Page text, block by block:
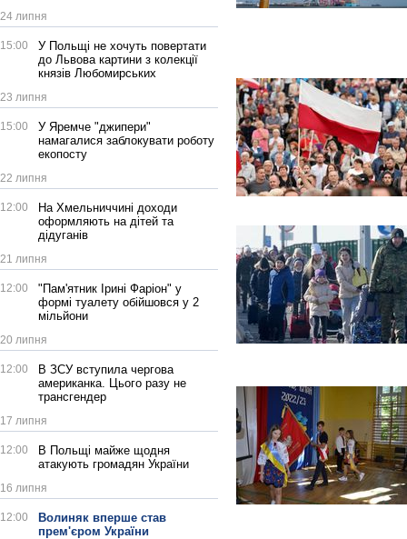
24 липня
15:00
У Польщі не хочуть повертати
до Львова картини з колекції
князів Любомирських
23 липня
15:00
У Яремче "джипери"
намагалися заблокувати роботу
екопосту
22 липня
12:00
На Хмельниччині доходи
оформляють на дітей та
дідуганів
21 липня
12:00
"Пам'ятник Ірині Фаріон" у
формі туалету обійшовся у 2
мільйони
20 липня
12:00
В ЗСУ вступила чергова
американка. Цього разу не
трансгендер
17 липня
12:00
В Польщі майже щодня
атакують громадян України
16 липня
12:00
Волиняк вперше став
прем'єром України